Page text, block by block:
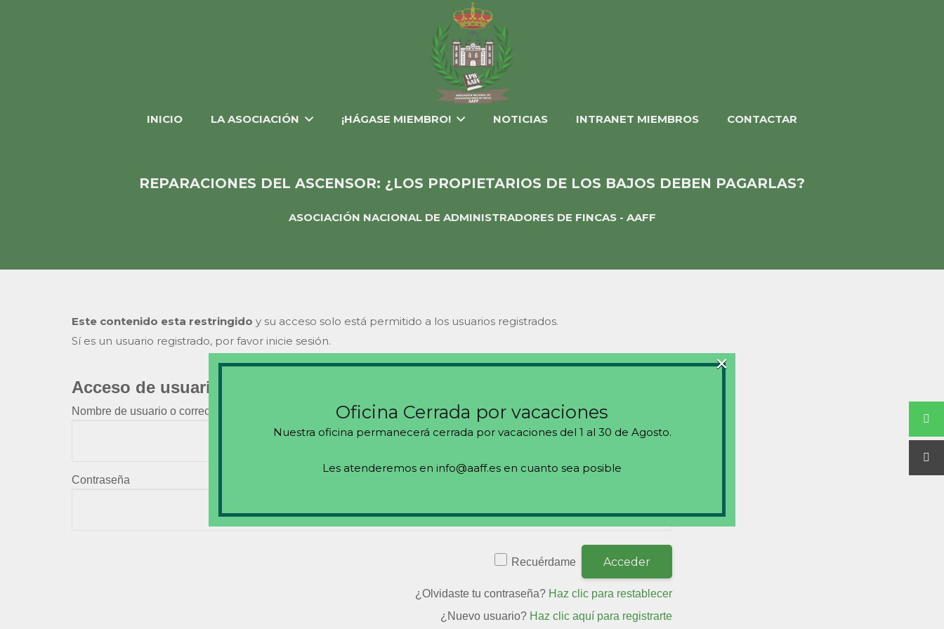
INICIO LA ASOCIACIÓN ¡HÁGASE MIEMBRO! NOTICIAS INTRANET MIEMBROS CONTACTAR
REPARACIONES DEL ASCENSOR: ¿LOS PROPIETARIOS DE LOS BAJOS DEBEN PAGARLAS?
ASOCIACIÓN NACIONAL DE ADMINISTRADORES DE FINCAS - AAFF
Este contenido esta restringido y su acceso solo está permitido a los usuarios registrados.
Sí es un usuario registrado, por favor inicie sesión.
Acceso de usuarios existentes
Nombre de usuario o correo electrónico
Contraseña
Recuérdame
¿Olvidaste tu contraseña? Haz clic para restablecer
¿Nuevo usuario? Haz clic aquí para registrarte
Oficina Cerrada por vacaciones
Nuestra oficina permanecerá cerrada por vacaciones del 1 al 30 de Agosto.
Les atenderemos en info@aaff.es en cuanto sea posible
×